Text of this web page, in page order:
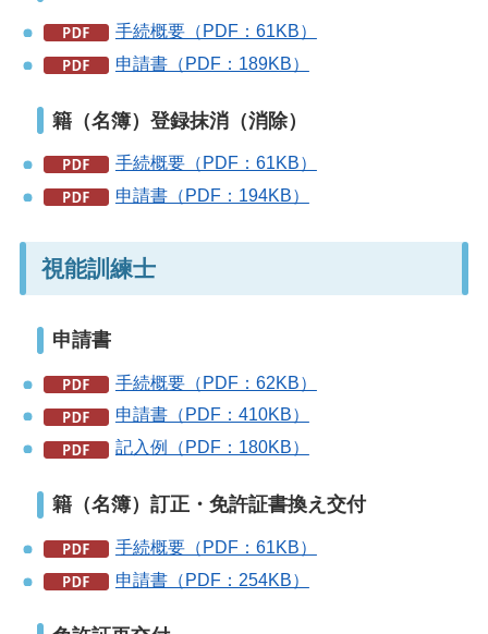
手続概要（PDF：61KB）
申請書（PDF：189KB）
籍（名簿）登録抹消（消除）
手続概要（PDF：61KB）
申請書（PDF：194KB）
視能訓練士
申請書
手続概要（PDF：62KB）
申請書（PDF：410KB）
記入例（PDF：180KB）
籍（名簿）訂正・免許証書換え交付
手続概要（PDF：61KB）
申請書（PDF：254KB）